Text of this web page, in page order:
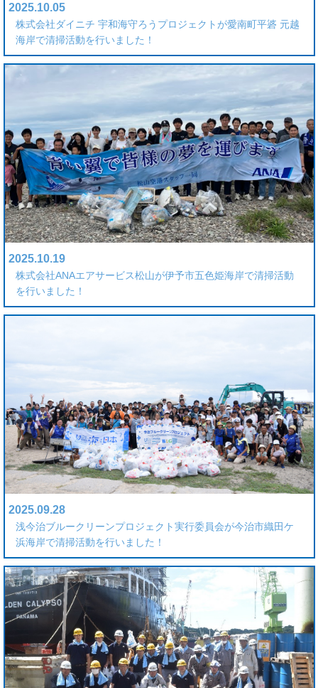
2025.10.05
株式会社ダイニチ 宇和海守ろうプロジェクトが愛南町平碆 元越
海岸で清掃活動を行いました！
2025.10.19
株式会社ANAエアサービス松山が伊予市五色姫海岸で清掃活動
を行いました！
2025.09.28
浅今治ブルークリーンプロジェクト実行委員会が今治市織田ケ
浜海岸で清掃活動を行いました！